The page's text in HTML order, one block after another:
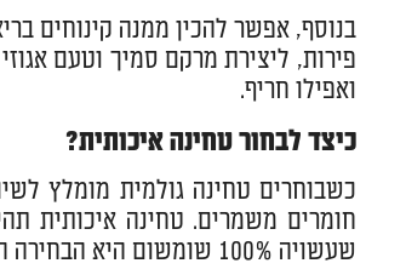
בנוסף, אפשר להכין ממנה קינוחים
פירות, ליצירת מרקם סמיך וטעם
ואפילו חריף.
כיצד לבחור טחינה איכותית?
כשבוחרים טחינה גולמית מומלץ
חומרים משמרים. טחינה איכותית
שעשויה 100% שומשום היא הבחירה הטובה ביותר.